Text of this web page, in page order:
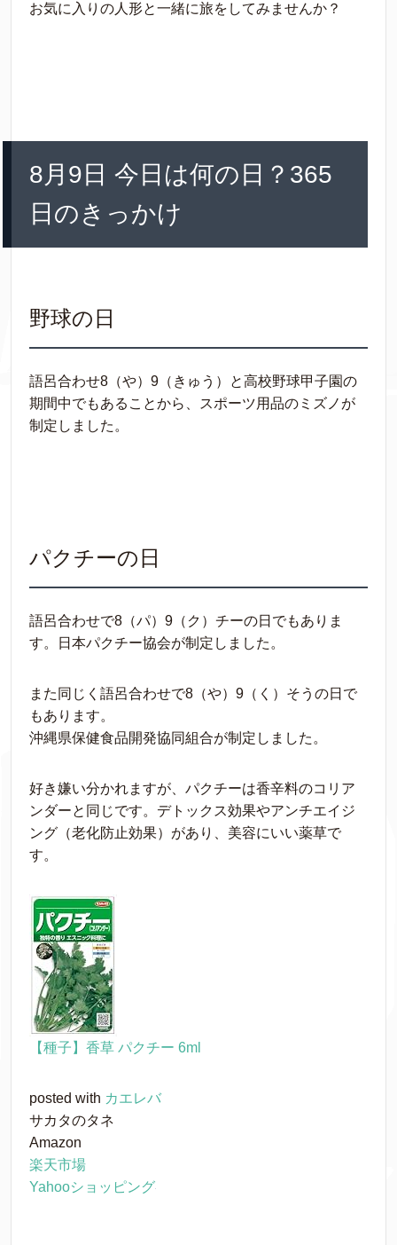
お気に入りの人形と一緒に旅をしてみませんか？
8月9日 今日は何の日？365
日のきっかけ
野球の日
語呂合わせ8（や）9（きゅう）と高校野球甲子園の
期間中でもあることから、スポーツ用品のミズノが
制定しました。
パクチーの日
語呂合わせで8（パ）9（ク）チーの日でもありま
す。日本パクチー協会が制定しました。
また同じく語呂合わせで8（や）9（く）そうの日で
もあります。
沖縄県保健食品開発協同組合が制定しました。
好き嫌い分かれますが、パクチーは香辛料のコリア
ンダーと同じです。デトックス効果やアンチエイジ
ング（老化防止効果）があり、美容にいい薬草で
す。
【種子】香草 パクチー 6ml
posted with カエレバ
サカタのタネ
Amazon
楽天市場
Yahooショッピング